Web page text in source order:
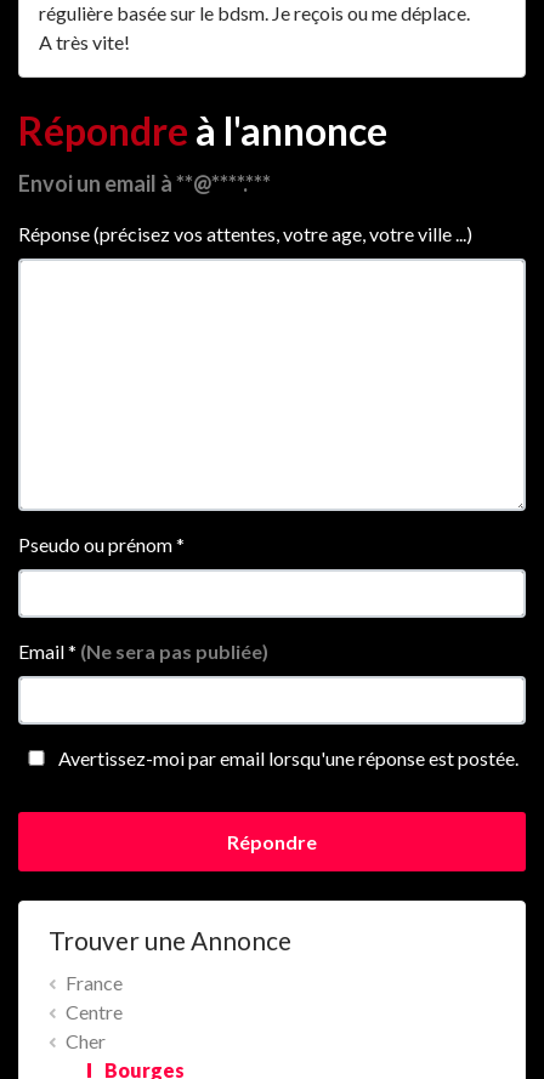
régulière basée sur le bdsm. Je reçois ou me déplace.
A très vite!
Répondre à l'annonce
Envoi un email à **@****.***
Réponse (précisez vos attentes, votre age, votre ville ...)
Pseudo ou prénom*
Email* (Ne sera pas publiée)
Avertissez-moi par email lorsqu'une réponse est postée.
Répondre
Trouver une Annonce
France
Centre
Cher
Bourges